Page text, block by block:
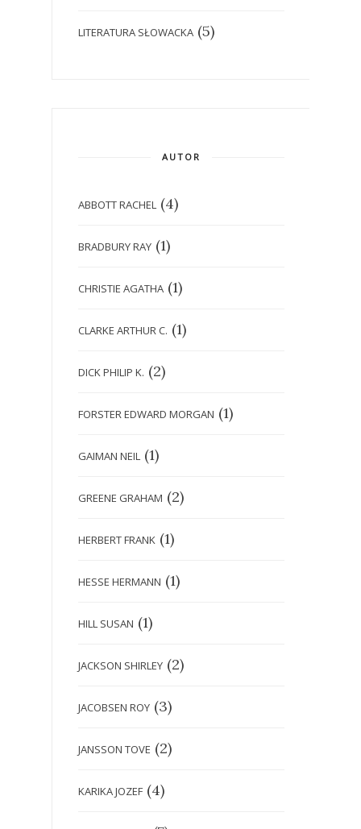
LITERATURA SŁOWACKA (5)
AUTOR
ABBOTT RACHEL (4)
BRADBURY RAY (1)
CHRISTIE AGATHA (1)
CLARKE ARTHUR C. (1)
DICK PHILIP K. (2)
FORSTER EDWARD MORGAN (1)
GAIMAN NEIL (1)
GREENE GRAHAM (2)
HERBERT FRANK (1)
HESSE HERMANN (1)
HILL SUSAN (1)
JACKSON SHIRLEY (2)
JACOBSEN ROY (3)
JANSSON TOVE (2)
KARIKA JOZEF (4)